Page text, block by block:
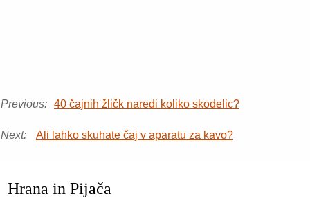
Previous: 40 čajnih žličk naredi koliko skodelic?
Next: Ali lahko skuhate čaj v aparatu za kavo?
Hrana in Pijača